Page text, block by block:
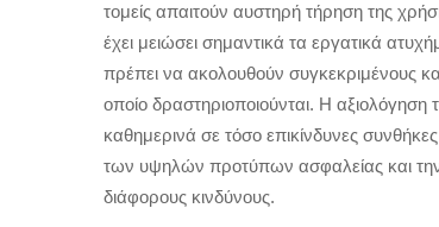
τομείς απαιτούν αυστηρή τήρηση της
έχει μειώσει σημαντικά τα εργατικά
πρέπει να ακολουθούν συγκεκριμένους
οποίο δραστηριοποιούνται. Η αξιολόγηση
καθημερινά σε τόσο επικίνδυνες
των υψηλών προτύπων ασφαλείας και
διάφορους κινδύνους.